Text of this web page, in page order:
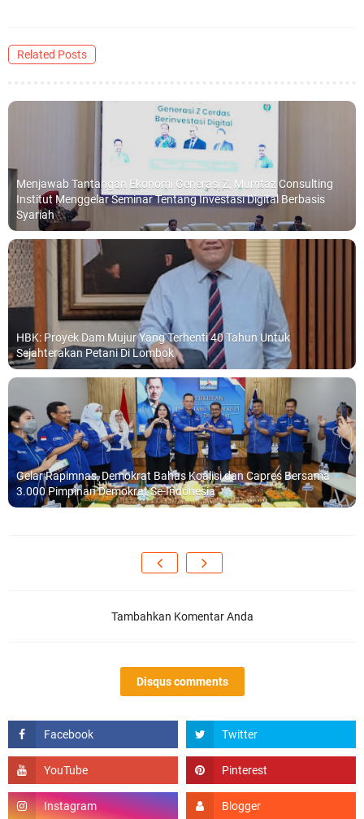
Related Posts
Menjawab Tantangan Ekonomi Generasi Z, Mumtaz Consulting
Institut Menggelar Seminar Tentang Investasi Digital Berbasis
Syariah
HBK: Proyek Dam Mujur Yang Terhenti 40 Tahun Untuk
Sejahterakan Petani Di Lombok
Gelar Rapimnas, Demokrat Bahas Koalisi dan Capres Bersama
3.000 Pimpinan Demokrat Se-Indonesia
Tambahkan Komentar Anda
Disqus comments